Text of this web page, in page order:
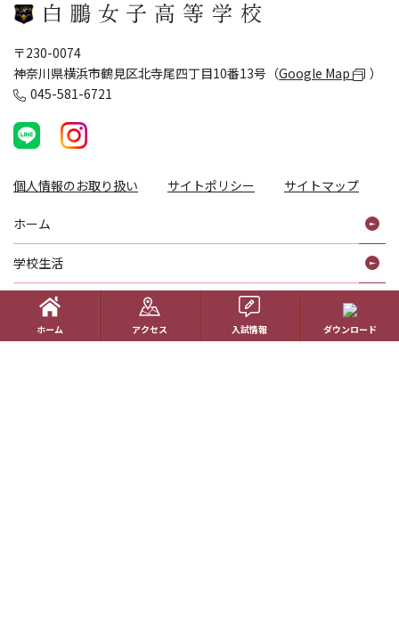
〒230-0074
神奈川県横浜市鶴見区北寺尾四丁目10番13号（Google Map
）
045-581-6721
個人情報のお取り扱い サイトポリシー サイトマップ
ホーム
学校生活
コース紹介
国際理解教育
ホーム アクセス 入試情報 ダウンロード